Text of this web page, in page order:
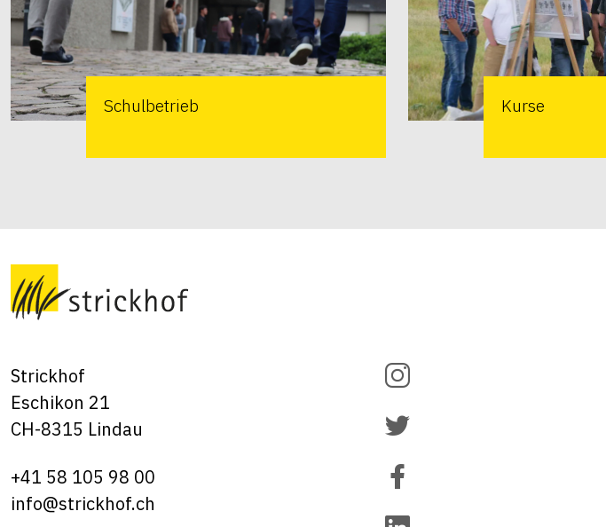
Schulbetrieb Kurse
Strickhof
Eschikon 21
CH-8315 Lindau
+41 58 105 98 00
info@strickhof.ch